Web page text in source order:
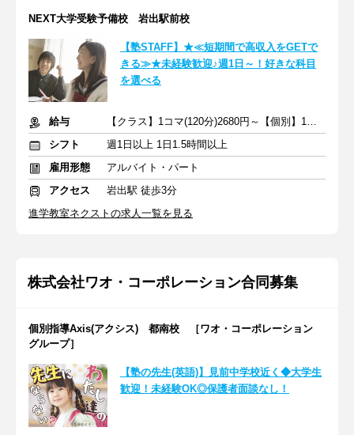
NEXT大学受験予備校 岩出駅前校
【塾STAFF】★≪短期間で高収入をGETで
きる≫★未経験歓迎♪週1日～！好きな科目
を選べる
給与
【クラス】1コマ(120分)2680円～【個別】1コマ(80分)1740円～
シフト
週1日以上 1日1.5時間以上
雇用形態
アルバイト・パート
アクセス
岩出駅 徒歩3分
進学教室ネクストの求人一覧を見る
株式会社ワオ・コーポレーション合同募集
個別指導Axis(アクシス) 都南校 ［ワオ・コーポレーション
グループ］
【塾の先生(英語)】見前中学校近く◆大学生
歓迎！未経験OK◎保護者面談なし！